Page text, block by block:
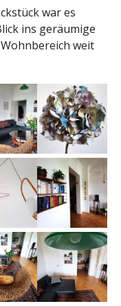
war es
ins geräumige
weit